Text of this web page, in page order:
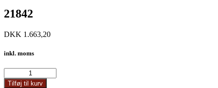
21842
DKK 1.663,20
inkl. moms
antal
Tilføj til kurv